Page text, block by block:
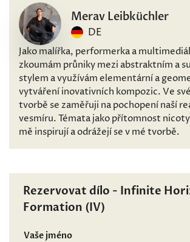
Merav Leibküchler
DE
Jako malířka, performerka a
zkoumám průniky mezi abstraktním a
stylem a využívám elementární a
vytváření inovativních kompozic. Ve
tvorbě se zaměřuji na pochopení naší
vesmíru. Témata jako přítomnost
mě inspirují a odrážejí se v mé tvorbě.
Rezervovat dílo - Infinite
Formation (IV)
Vaše jméno